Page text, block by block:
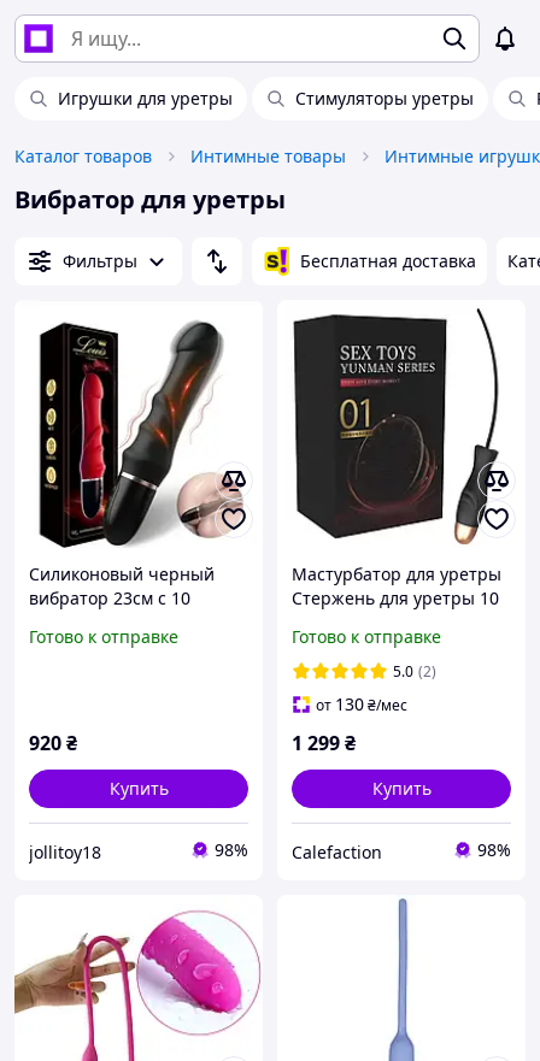
Игрушки для уретры Стимуляторы уретры
Каталог товаров Интимные товары Интимные
Вибратор для уретры
Фильтры Бесплатная доставка
Силиконовый черный
вибратор 23см с 10
фаллоимитатор
Готово к отправке
920₴
Купить
jollitoy18 98%
Мастурбатор для уретры
Стержень для уретры 10
Мастурбатор для пениса
Вибратор уретральный
Готово к отправке
5.0 (2)
от 130₴/мес
1 299₴
Купить
Calefaction 98%